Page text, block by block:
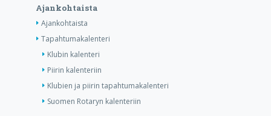
Ajankohtaista
Ajankohtaista
Tapahtumakalenteri
Klubin kalenteri
Piirin kalenteriin
Klubien ja piirin tapahtumakalenteri
Suomen Rotaryn kalenteriin